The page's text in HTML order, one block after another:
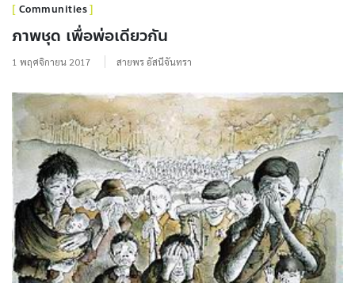
Communities
ภาพชุด เพื่อพ่อเดียวกัน
1 พฤศจิกายน 2017 สายพร อัสนีจันทรา